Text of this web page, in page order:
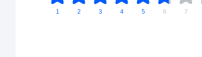
1 2 3 4 5 6 7